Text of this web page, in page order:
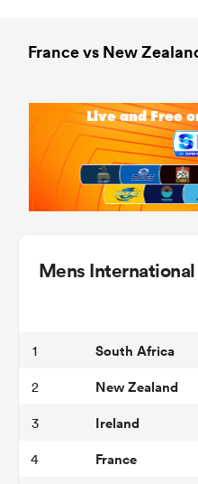
France vs New
Mens
1
South Africa
2 New Zealand
3 Ireland
4 France